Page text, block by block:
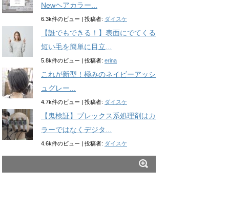
Newヘアカラー...
6.3k件のビュー | 投稿者: ダイスケ
【誰でもできる！】表面にでてくる
短い毛を簡単に目立...
5.8k件のビュー | 投稿者: erina
これが新型！極みのネイビーアッシ
ュグレー...
4.7k件のビュー | 投稿者: ダイスケ
【鬼検証】プレックス系処理剤はカ
ラーではなくデジタ...
4.6k件のビュー | 投稿者: ダイスケ